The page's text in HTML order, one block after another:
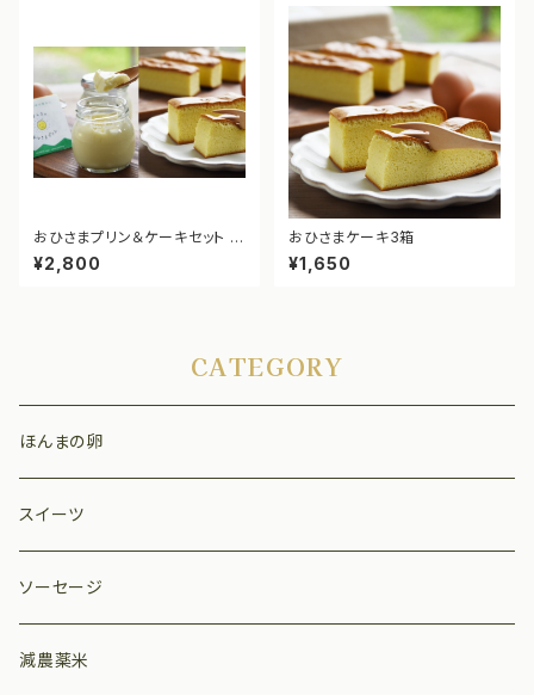
おひさまプリン＆ケーキセット お
ひさまケーキ1箱・おひさまプリ
ン5個
¥2,800
おひさまケーキ3箱
¥1,650
CATEGORY
ほんまの卵
スイーツ
ソーセージ
減農薬米